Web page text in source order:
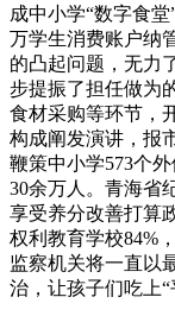
成中小学“数字食
万学生消费账户纳
的凸起问题，无力
步提振了担任做为
食材采购等环节，
构成阐发演讲，报
鞭策中小学573个
30余万人。青海省
享受养分改善打算
权利教育学校84%
监察机关将一直以
治，让孩子们吃上“